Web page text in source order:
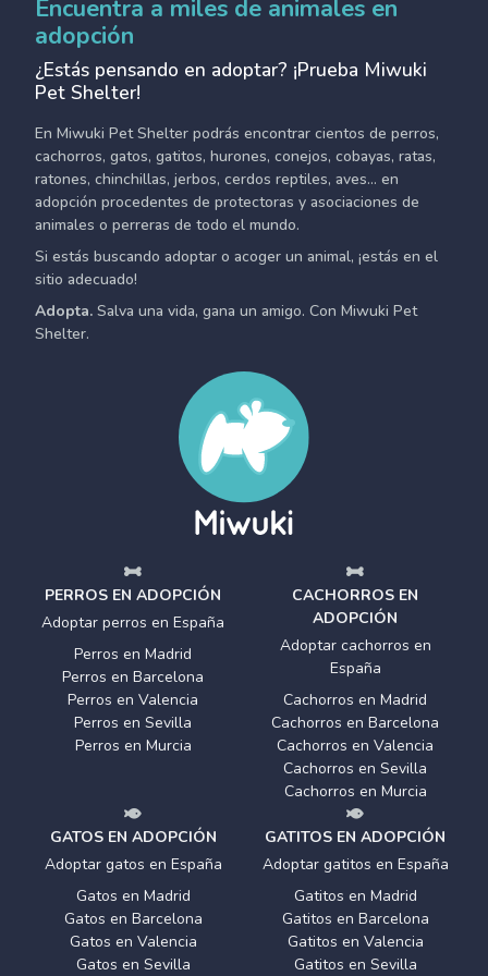
Encuentra a miles de animales en
adopción
¿Estás pensando en adoptar? ¡Prueba Miwuki
Pet Shelter!
En Miwuki Pet Shelter podrás encontrar cientos de perros,
cachorros, gatos, gatitos, hurones, conejos, cobayas, ratas,
ratones, chinchillas, jerbos, cerdos reptiles, aves... en
adopción procedentes de protectoras y asociaciones de
animales o perreras de todo el mundo.
Si estás buscando adoptar o acoger un animal, ¡estás en el
sitio adecuado!
Adopta. Salva una vida, gana un amigo. Con Miwuki Pet
Shelter.
PERROS EN ADOPCIÓN
Adoptar perros en España
Perros en Madrid
Perros en Barcelona
Perros en Valencia
Perros en Sevilla
Perros en Murcia
CACHORROS EN
ADOPCIÓN
Adoptar cachorros en
España
Cachorros en Madrid
Cachorros en Barcelona
Cachorros en Valencia
Cachorros en Sevilla
Cachorros en Murcia
GATOS EN ADOPCIÓN
Adoptar gatos en España
Gatos en Madrid
Gatos en Barcelona
Gatos en Valencia
Gatos en Sevilla
GATITOS EN ADOPCIÓN
Adoptar gatitos en España
Gatitos en Madrid
Gatitos en Barcelona
Gatitos en Valencia
Gatitos en Sevilla